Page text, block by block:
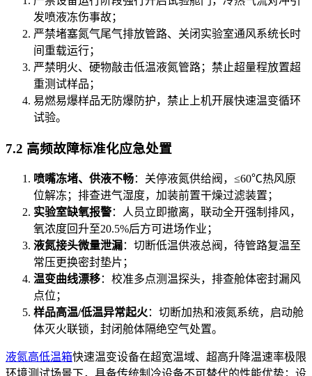
发喷液冻伤事故；
严禁堵塞氮气尾气排放管路、关闭实验室通风系统长时
间重载运行；
严禁明火、硬物敲击低温液氮管路；禁止超量程放置超
重测试样品；
易燃易爆样品无防爆防护，禁止上机开展快速温变循环
试验。
7.2 高频故障标准化应急处置
喷嘴冻堵、供液不畅：关停液氮供给阀，≤60℃热风原
位解冻；排查进气湿度，加装前置干燥过滤装置；
实验室缺氧报警：人员立即撤离，联动全开强制排风，
氧浓度回升至20.5%后方可进场作业；
液氮接头微量泄漏：切断低温供液总阀，待管路复温至
常压更换密封垫片；
温变曲线漂移：校准多点测温探头，排查舱体密封漏风
点位；
样品高温/低温异常起火：切断加热和液氮系统，启动舱
体灭火联锁，封闭舱体隔绝空气处置。
液氮高低温箱快速温变设备在超宽温域、超高升降温速率极限